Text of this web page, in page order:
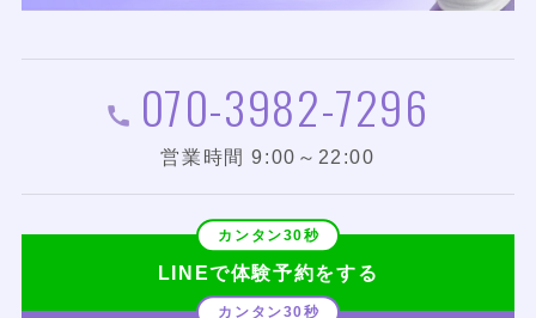
070-3982-7296
営業時間 9:00～22:00
LINEで体験予約をする